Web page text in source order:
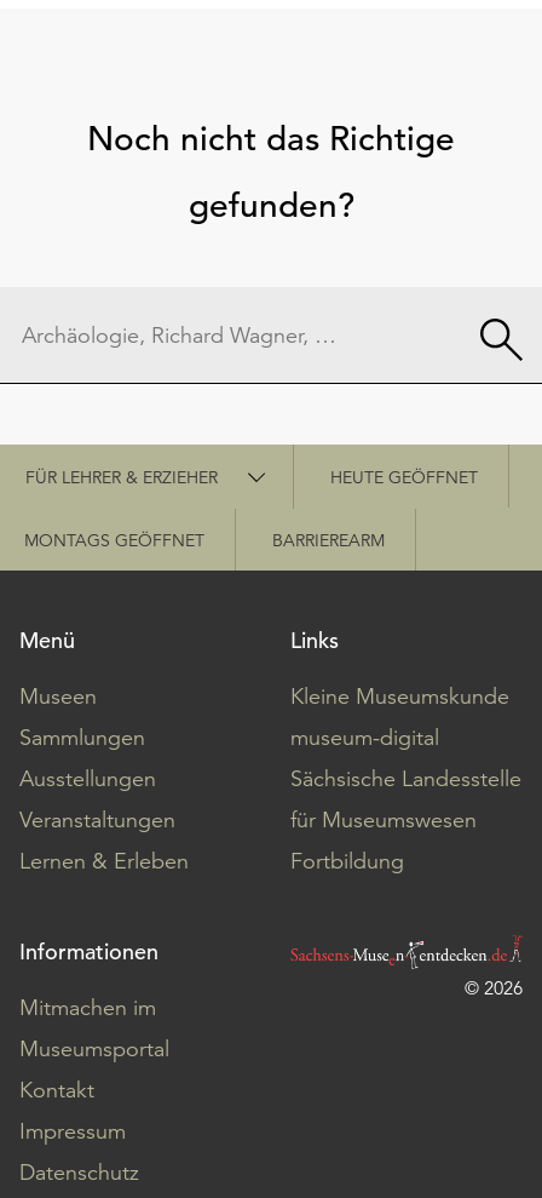
Noch nicht das Richtige
gefunden?
Schnellzugriff
FÜR LEHRER & ERZIEHER HEUTE GEÖFFNET
MONTAGS GEÖFFNET BARRIEREARM
Menü
Museen
Sammlungen
Ausstellungen
Veranstaltungen
Lernen & Erleben
Links
Kleine Museumskunde
museum-digital
Sächsische Landesstelle
für Museumswesen
Fortbildung
Informationen
Mitmachen im
Museumsportal
Kontakt
Impressum
Datenschutz
© 2026